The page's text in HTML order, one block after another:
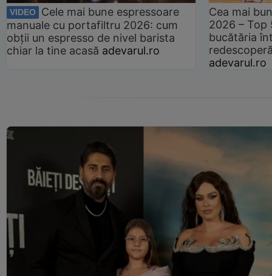
VIDEO
Cele mai bune espressoare
manuale cu portafiltru 2026: cum
obții un espresso de nivel barista
chiar la tine acasă adevarul.ro
Cea mai
2026 –
bucătăria
adevarul.ro